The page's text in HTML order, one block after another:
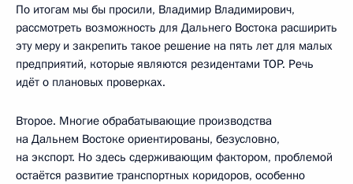
По итогам мы бы просили, Владимир Владимирович,
рассмотреть возможность для Дальнего Востока расширить
эту меру и закрепить такое решение на пять лет для малых
предприятий, которые являются резидентами ТОР. Речь
идёт о плановых проверках.
Второе. Многие обрабатывающие производства
на Дальнем Востоке ориентированы, безусловно,
на экспорт. Но здесь сдерживающим фактором, проблемой
остаётся развитие транспортных коридоров, особенно